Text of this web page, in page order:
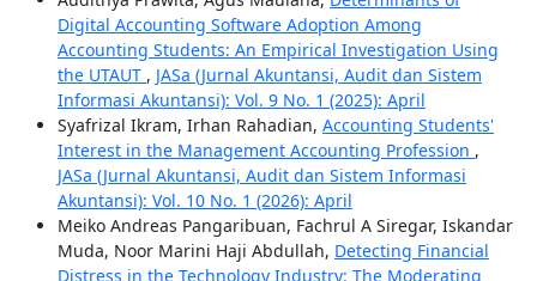
Digital Accounting Software Adoption Among
Accounting Students: An Empirical Investigation Using
the UTAUT , JASa (Jurnal Akuntansi, Audit dan Sistem
Informasi Akuntansi): Vol. 9 No. 1 (2025): April
Syafrizal Ikram, Irhan Rahadian, Accounting Students'
Interest in the Management Accounting Profession ,
JASa (Jurnal Akuntansi, Audit dan Sistem Informasi
Akuntansi): Vol. 10 No. 1 (2026): April
Meiko Andreas Pangaribuan, Fachrul A Siregar, Iskandar
Muda, Noor Marini Haji Abdullah, Detecting Financial
Distress in the Technology Industry: The Moderating